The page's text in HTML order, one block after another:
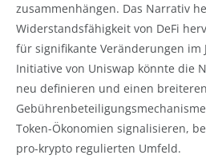
zusammenhängen. Das Narrativ
Widerstandsfähigkeit von DeFi
für signifikante Veränderungen im
Initiative von Uniswap könnte die
neu definieren und einen
Token-Ökonomien signalisieren,
pro-krypto regulierten Umfeld.